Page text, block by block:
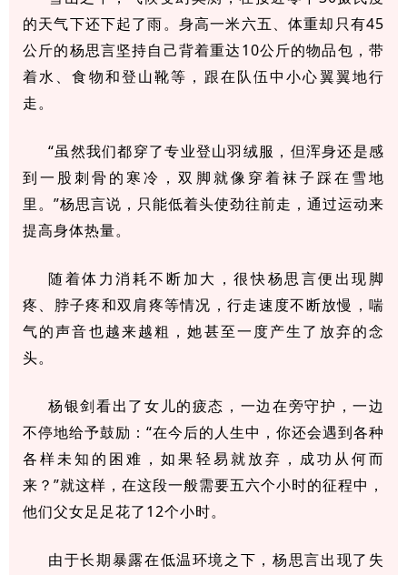
的天气下还下起了雨。身高一米六五、体重却只有45
公斤的杨思言坚持自己背着重达10公斤的物品包，带
着水、食物和登山靴等，跟在队伍中小心翼翼地行
走。
“虽然我们都穿了专业登山羽绒服，但浑身还是感
到一股刺骨的寒冷，双脚就像穿着袜子踩在雪地
里。”杨思言说，只能低着头使劲往前走，通过运动来
提高身体热量。
随着体力消耗不断加大，很快杨思言便出现脚
疼、脖子疼和双肩疼等情况，行走速度不断放慢，喘
气的声音也越来越粗，她甚至一度产生了放弃的念
头。
杨银剑看出了女儿的疲态，一边在旁守护，一边
不停地给予鼓励：“在今后的人生中，你还会遇到各种
各样未知的困难，如果轻易就放弃，成功从何而
来？”就这样，在这段一般需要五六个小时的征程中，
他们父女足足花了12个小时。
由于长期暴露在低温环境之下，杨思言出现了失